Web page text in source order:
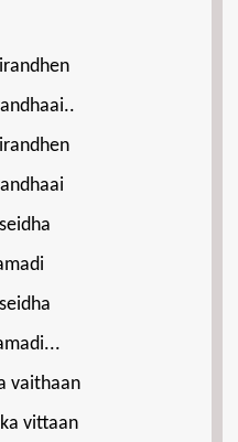
vaithaan
vittaan